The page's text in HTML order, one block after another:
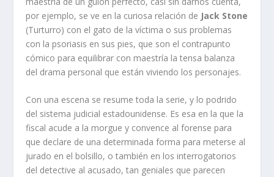
por ejemplo, se ve en la curiosa relación de Jack Stone
(Turturro) con el gato de la víctima o sus problemas
con la psoriasis en sus pies, que son el contrapunto
cómico para equilibrar con maestría la tensa balanza
del drama personal que están viviendo los personajes.
Con una escena se resume toda la serie, y lo podrido
del sistema judicial estadounidense. Es esa en la que la
fiscal acude a la morgue y convence al forense para
que declare de una determinada forma para meterse al
jurado en el bolsillo, o también en los interrogatorios
del detective al acusado, tan geniales que parecen